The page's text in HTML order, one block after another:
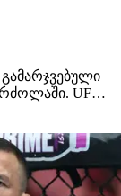
UFC-
მის ძლიერ
დადება რომ
გავაკეთებ…